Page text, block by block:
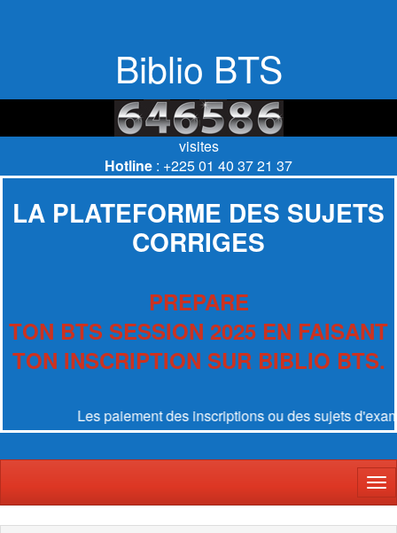
Biblio BTS
visites
Hotline : +225 01 40 37 21 37
LA PLATEFORME DES SUJETS
CORRIGES
PREPARE
TON BTS SESSION 2025 EN FAISANT
TON INSCRIPTION SUR BIBLIO BTS.
Les paiement des inscriptions ou des sujets